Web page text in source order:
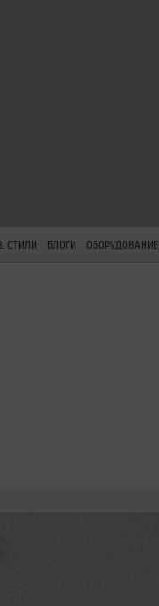
СТИЛИ БЛОГИ ОБОРУДОВАНИЕ